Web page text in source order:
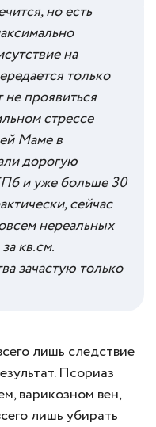
но есть
на
только
проявиться
стрессе
Маме в
дорогую
и уже больше 30
сейчас
нереальных
кв.см.
зачастую только
лишь следствие
Псориаз
варикозном вен,
лишь убирать